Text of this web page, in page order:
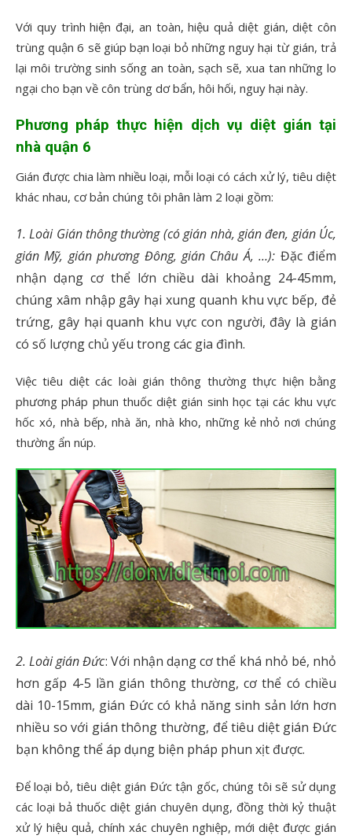
Với quy trình hiện đại, an toàn, hiệu quả diệt gián, diệt côn
trùng quận 6 sẽ giúp bạn loại bỏ những nguy hại từ gián, trả
lại môi trường sinh sống an toàn, sạch sẽ, xua tan những lo
ngại cho bạn về côn trùng dơ bẩn, hôi hối, nguy hại này.
Phương pháp thực hiện dịch vụ diệt gián tại
nhà quận 6
Gián được chia làm nhiều loại, mỗi loại có cách xử lý, tiêu diệt
khác nhau, cơ bản chúng tôi phân làm 2 loại gồm:
1. Loài Gián thông thường (có gián nhà, gián đen, gián Úc,
gián Mỹ, gián phương Đông, gián Châu Á, …): Đặc điểm
nhận dạng cơ thể lớn chiều dài khoảng 24-45mm,
chúng xâm nhập gây hại xung quanh khu vực bếp, đẻ
trứng, gây hại quanh khu vực con người, đây là gián
có số lượng chủ yếu trong các gia đình.
Việc tiêu diệt các loài gián thông thường thực hiện bằng
phương pháp phun thuốc diệt gián sinh học tại các khu vực
hốc xó, nhà bếp, nhà ăn, nhà kho, những kẻ nhỏ nơi chúng
thường ẩn núp.
2. Loài gián Đức: Với nhận dạng cơ thể khá nhỏ bé, nhỏ
hơn gấp 4-5 lần gián thông thường, cơ thể có chiều
dài 10-15mm, gián Đức có khả năng sinh sản lớn hơn
nhiều so với gián thông thường, để tiêu diệt gián Đức
bạn không thể áp dụng biện pháp phun xịt được.
Để loại bỏ, tiêu diệt gián Đức tận gốc, chúng tôi sẽ sử dụng
các loại bả thuốc diệt gián chuyên dụng, đồng thời kỷ thuật
xử lý hiệu quả, chính xác chuyên nghiệp, mới diệt được gián